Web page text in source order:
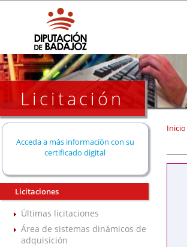
Licitación
Acceda a más información con su
certificado digital
Licitaciones
Últimas licitaciones
Área de sistemas dinámicos de
adquisición
Inicio